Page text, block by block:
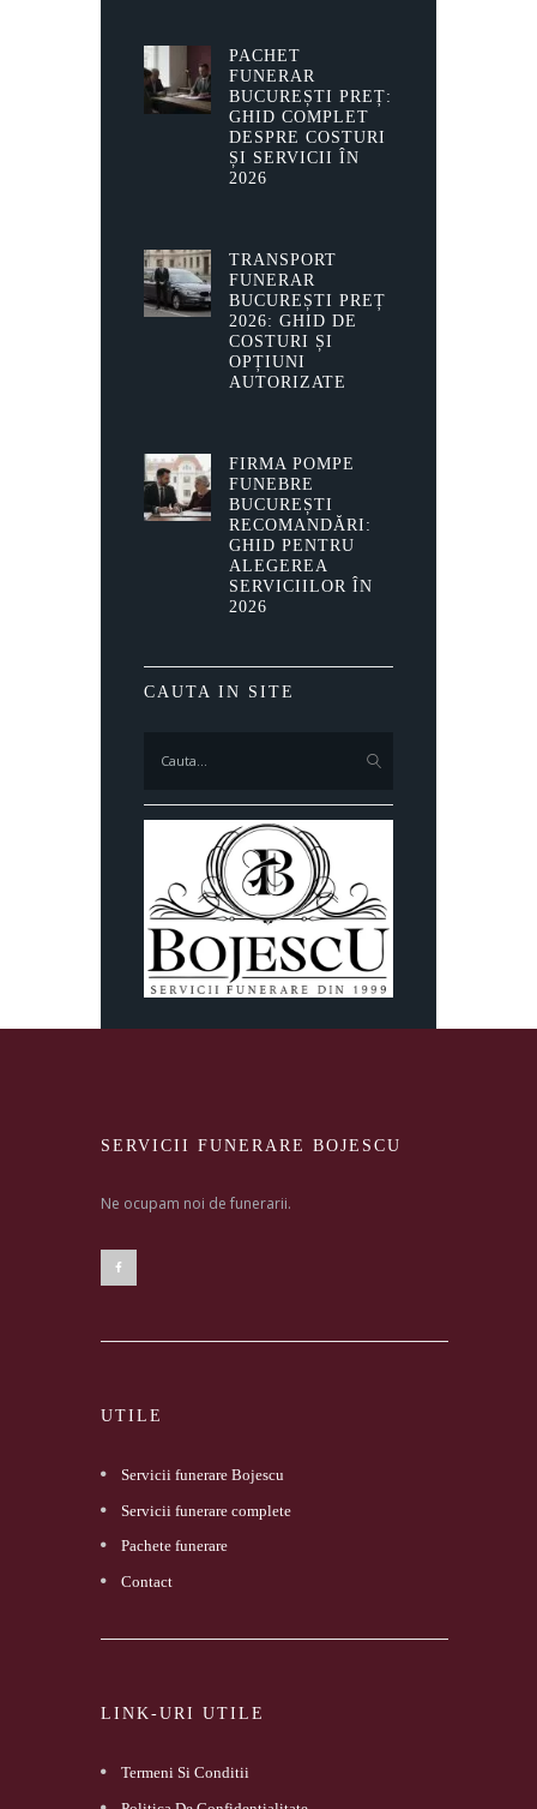
PACHET
FUNERAR
BUCUREȘTI PREȚ:
GHID COMPLET
DESPRE COSTURI
ȘI SERVICII ÎN
2026
TRANSPORT
FUNERAR
BUCUREȘTI PREȚ
2026: GHID DE
COSTURI ȘI
OPȚIUNI
AUTORIZATE
FIRMA POMPE
FUNEBRE
BUCUREȘTI
RECOMANDĂRI:
GHID PENTRU
ALEGEREA
SERVICIILOR ÎN
2026
CAUTA IN SITE
SERVICII FUNERARE BOJESCU
Ne ocupam noi de funerarii.
UTILE
Servicii funerare Bojescu
Servicii funerare complete
Pachete funerare
Contact
LINK-URI UTILE
Termeni Si Conditii